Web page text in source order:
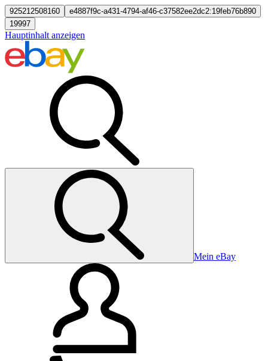
925212508160
e4887f9c-a431-4794-af46-c37582ee2dc2:19feb76b890
19997
Hauptinhalt anzeigen
Mein eBay